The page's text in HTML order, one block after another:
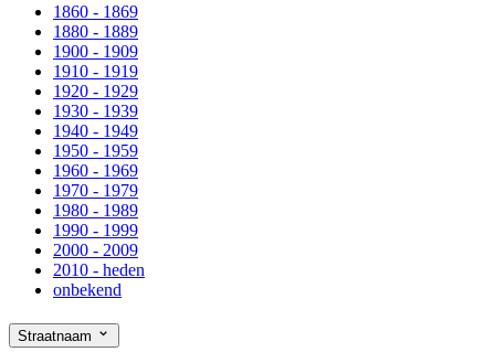
1860 - 1869
1880 - 1889
1900 - 1909
1910 - 1919
1920 - 1929
1930 - 1939
1940 - 1949
1950 - 1959
1960 - 1969
1970 - 1979
1980 - 1989
1990 - 1999
2000 - 2009
2010 - heden
onbekend
Straatnaam